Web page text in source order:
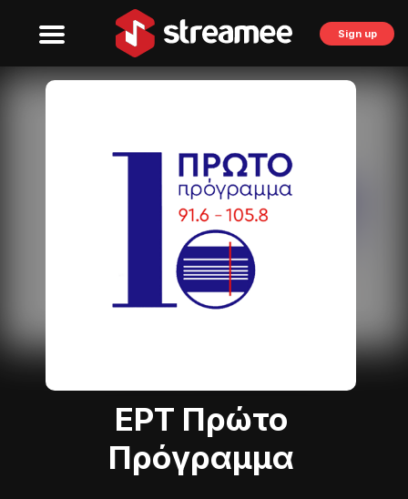
Sign up
ΕΡΤ Πρώτο
Πρόγραμμα